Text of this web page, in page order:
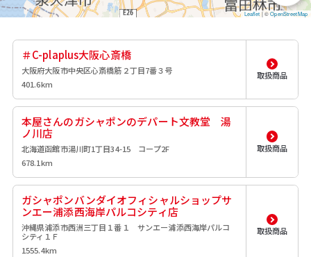
Leaflet | ©OpenStreetMap
＃C-plaplus大阪心斎橋
大阪府大阪市中央区心斎橋筋２丁目7番３号
401.6km
取扱商品
本屋さんのガシャポンのデパート文教堂 湯
ノ川店
北海道函館市湯川町1丁目34-15 コープ2F
678.1km
取扱商品
ガシャポンバンダイオフィシャルショップサ
ンエー浦添西海岸パルコシティ店
沖縄県浦添市西洲三丁目１番１ サンエー浦添西海岸パルコ
シティ１Ｆ
1555.4km
取扱商品